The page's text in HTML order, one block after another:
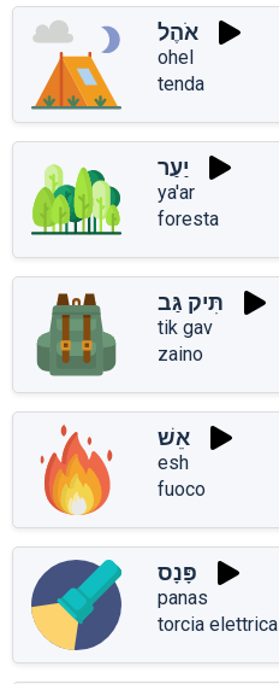
אֹהֶל
ohel
tenda
יַעַר
ya'ar
foresta
תִּיק גַּב
tik gav
zaino
אֵשׁ
esh
fuoco
פָּנָס
panas
torcia elettrica